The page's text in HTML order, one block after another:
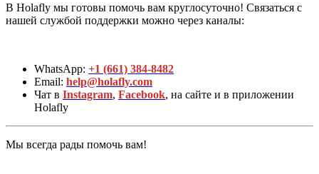
В Holafly мы готовы помочь вам круглосуточно! Связаться с
нашей службой поддержки можно через каналы:
WhatsApp: +1 (661) 384-8482
Email: help@holafly.com
Чат в Instagram, Facebook, на сайте и в приложении
Holafly
Мы всегда рады помочь вам!